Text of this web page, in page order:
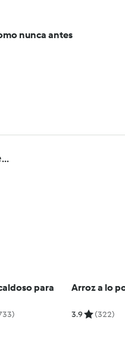
nunca antes
para
Arroz a lo
3.9 (322)